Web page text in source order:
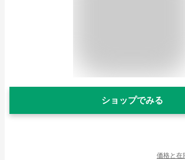
ショップでみる
価格と在